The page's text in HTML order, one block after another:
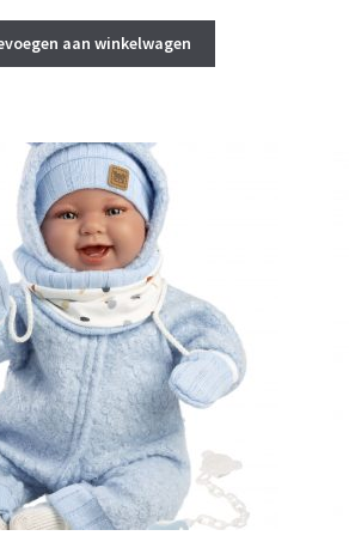
was:
€ 79,95.
is:
€ 76,00.
aan winkelwagen